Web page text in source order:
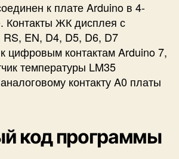
к плате Arduino в 4-
Контакты ЖК дисплея с
EN, D4, D5, D6, D7
цифровым контактам Arduino 7,
температуры LM35
контакту A0 платы
код программы